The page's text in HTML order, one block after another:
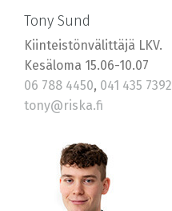
Tony Sund
Kiinteistönvälittäjä LKV.
Kesäloma 15.06-10.07
06 788 4450, 041 435 7392
tony@riska.fi